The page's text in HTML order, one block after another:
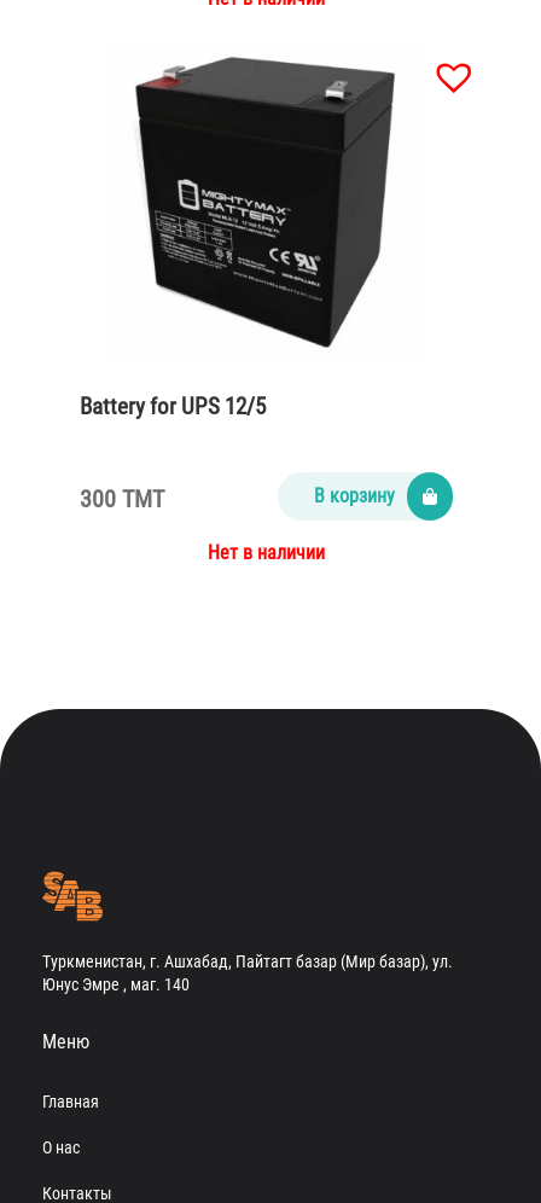
Battery for UPS 12/5
300 TMT В корзину
Нет в наличии
Туркменистан, г. Ашхабад, Пайтагт базар (Мир базар), ул.
Юнус Эмре , маг. 140
Меню
Главная
О нас
Контакты